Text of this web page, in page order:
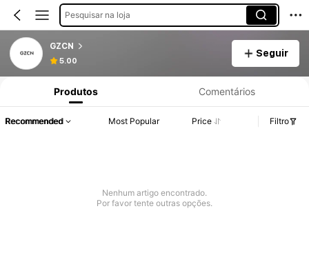
Pesquisar na loja
GZCN
5.00
Seguir
Produtos Comentários
Recommended Most Popular Price Filtro
Nenhum artigo encontrado.
Por favor tente outras opções.